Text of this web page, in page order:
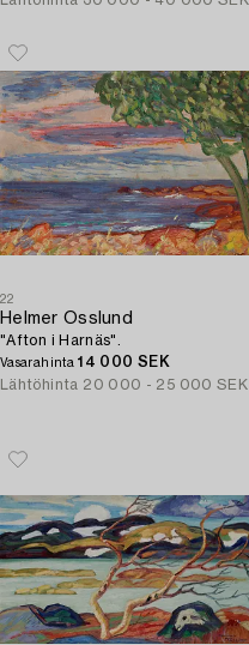
22
Helmer Osslund
"Afton i Harnäs".
Vasarahinta14 000 SEK
Lähtöhinta 20 000 - 25 000 SEK